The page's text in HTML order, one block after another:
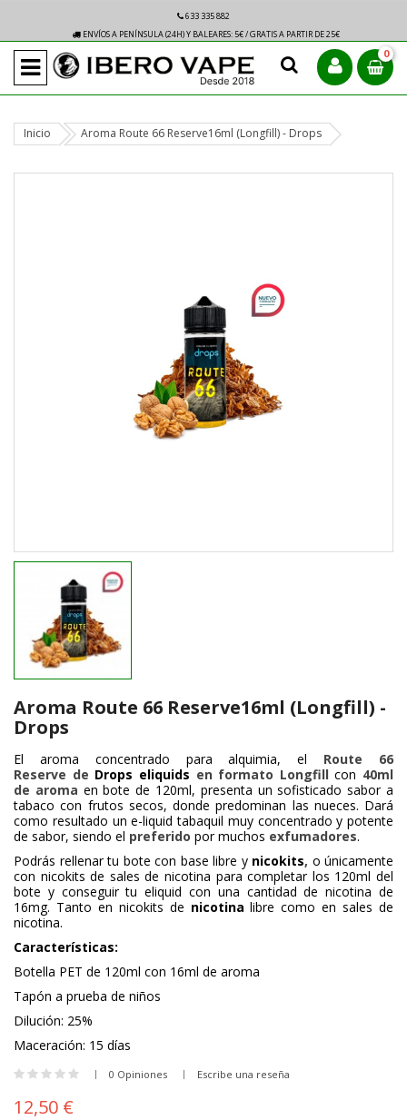
633 335 882
ENVÍOS A PENÍNSULA (24H) Y BALEARES: 5€ / GRATIS A PARTIR DE 25€
0
Inicio Aroma Route 66 Reserve16ml (Longfill) - Drops
Aroma Route 66 Reserve16ml (Longfill) -
Drops
El aroma concentrado para alquimia, el Route 66
Reserve de Drops eliquids en formato Longfillcon 40ml
de aroma en bote de 120ml, presenta un sofisticado sabor a
tabaco con frutos secos, donde predominan las nueces. Dará
como resultado un e-liquid tabaquil muy concentrado y potente
de sabor, siendo el preferido por muchos exfumadores.
Podrás rellenar tu bote con base libre y nicokits, o únicamente
con nicokits de sales de nicotina para completar los 120ml del
bote y conseguir tu eliquid con una cantidad de nicotina de
16mg. Tanto en nicokits de nicotina libre como en sales de
nicotina.
Características:
Botella PET de 120ml con 16ml de aroma
Tapón a prueba de niños
Dilución: 25%
Maceración: 15 días
0 Opiniones Escribe una reseña
12,50 €